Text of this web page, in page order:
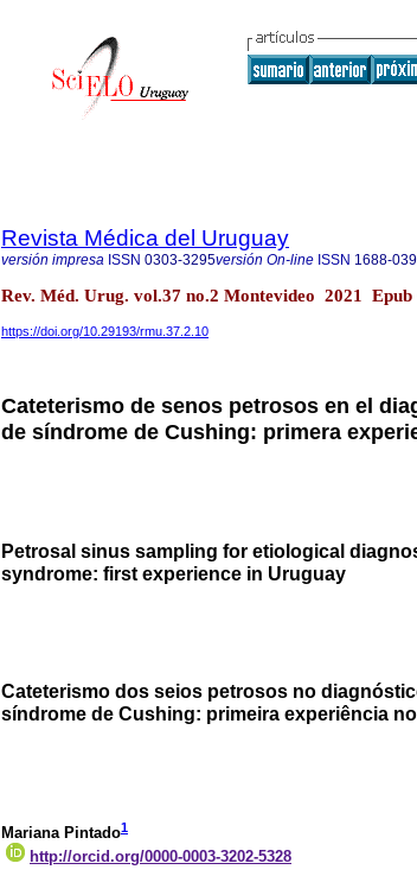
Revista Médica del Uruguay
versión impresa ISSN 0303-3295versión On-line ISSN 1688-
Rev. Méd. Urug. vol.37 no.2 Montevideo 2021 Epub
https://doi.org/10.29193/rmu.37.2.10
Cateterismo de senos petrosos en el
de síndrome de Cushing: primera
Petrosal sinus sampling for etiological
syndrome: first experience in Uruguay
Cateterismo dos seios petrosos no
síndrome de Cushing: primeira experiência
Mariana Pintado1
http://orcid.org/0000-0003-3202-5328